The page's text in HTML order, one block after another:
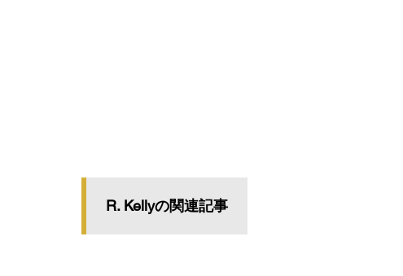
R. Kellyの関連記事